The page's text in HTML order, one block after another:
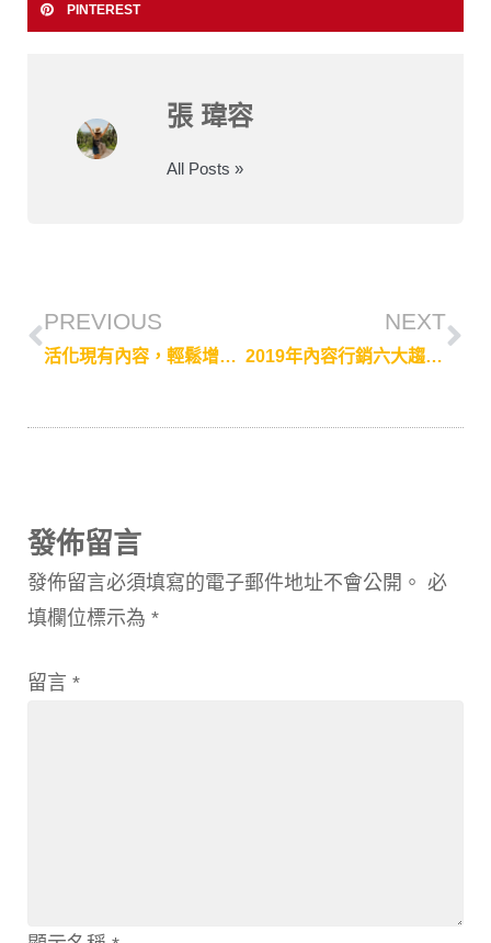
PINTEREST
張 瑋容
All Posts »
PREVIOUS
活化現有內容，輕鬆增加行銷素材及網站流量
NEXT
2019年內容行銷六大趨勢，帶你一分鐘掌握！
發佈留言
發佈留言必須填寫的電子郵件地址不會公開。 必
填欄位標示為 *
留言 *